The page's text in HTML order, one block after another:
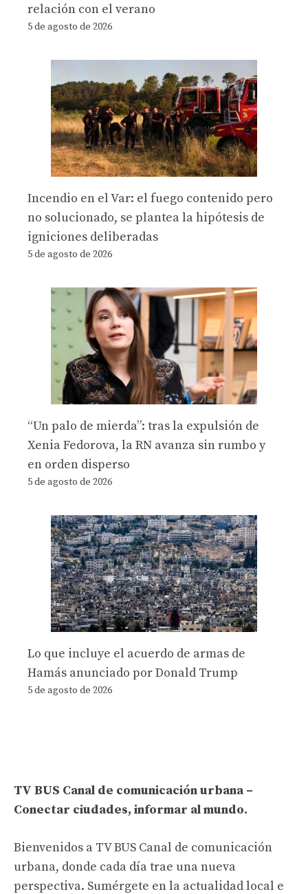
relación con el verano
5 de agosto de 2026
Incendio en el Var: el fuego contenido pero
no solucionado, se plantea la hipótesis de
igniciones deliberadas
5 de agosto de 2026
“Un palo de mierda”: tras la expulsión de
Xenia Fedorova, la RN avanza sin rumbo y
en orden disperso
5 de agosto de 2026
Lo que incluye el acuerdo de armas de
Hamás anunciado por Donald Trump
5 de agosto de 2026
TV BUS Canal de comunicación urbana –
Conectar ciudades, informar al mundo.
Bienvenidos a TV BUS Canal de comunicación
urbana, donde cada día trae una nueva
perspectiva. Sumérgete en la actualidad local e